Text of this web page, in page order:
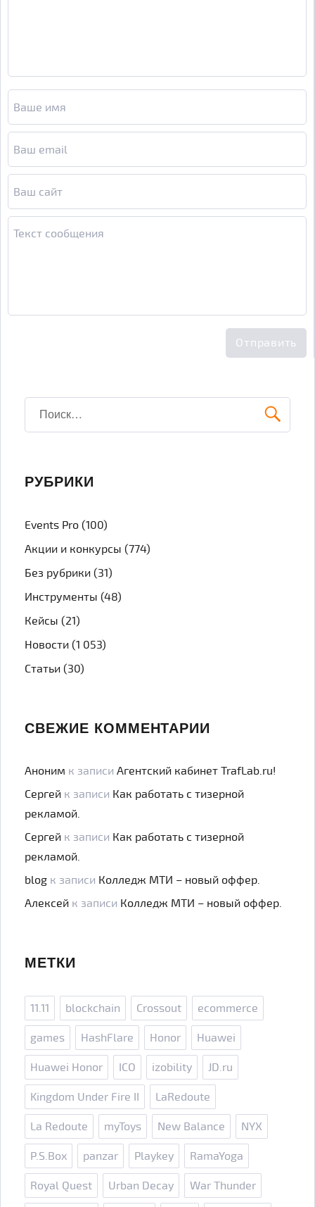
Искать:
РУБРИКИ
Events Pro (100)
Акции и конкурсы (774)
Без рубрики (31)
Инструменты (48)
Кейсы (21)
Новости (1 053)
Статьи (30)
СВЕЖИЕ КОММЕНТАРИИ
Аноним к записиАгентский кабинет TrafLab.ru!
Сергей к записи Как работать с тизерной
рекламой.
Сергей к записи Как работать с тизерной
рекламой.
blog к записи Колледж МТИ – новый оффер.
Алексей к записи Колледж МТИ – новый оффер.
МЕТКИ
11.11 blockchain Crossout ecommerce
games HashFlare Honor Huawei
Huawei Honor ICO izobility JD.ru
Kingdom Under Fire II LaRedoute
La Redoute myToys New Balance NYX
P.S.Box panzar Playkey RamaYoga
Royal Quest Urban Decay War Thunder